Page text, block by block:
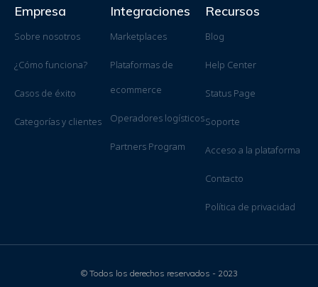
Empresa
Sobre nosotros
¿Cómo funciona?
Casos de éxito
Categorías y clientes
Integraciones
Marketplaces
Plataformas de
ecommerce
Operadores logísticos
Partners Program
Recursos
Blog
Help Center
Status Page
Soporte
Acceso a la plataforma
Contacto
Política de privacidad
© Todos los derechos reservados - 2023